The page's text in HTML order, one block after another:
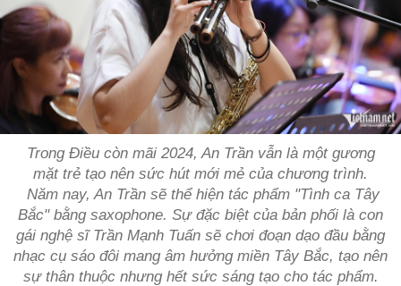
Trong Điều còn mãi 2024, An Trần vẫn là một gương
mặt trẻ tạo nên sức hút mới mẻ của chương trình.
Năm nay, An Trần sẽ thể hiện tác phẩm "Tình ca Tây
Bắc" bằng saxophone. Sự đặc biệt của bản phối là con
gái nghệ sĩ Trần Mạnh Tuấn sẽ chơi đoạn dạo đầu bằng
nhạc cụ sáo đôi mang âm hưởng miền Tây Bắc, tạo nên
sự thân thuộc nhưng hết sức sáng tạo cho tác phẩm.